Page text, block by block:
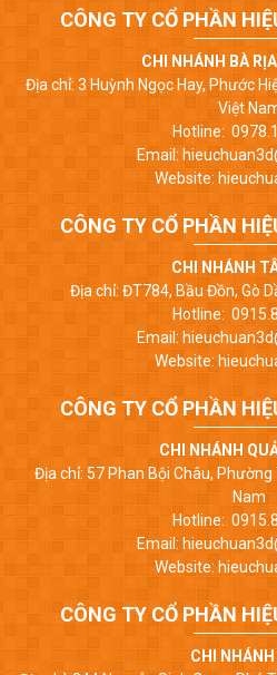
CÔNG TY CỔ PHẦN
CHI NHÁNH BÀ
Địa chỉ: 3 Huỳnh Ngọc Hay, Phước
Việt
Hotline:
Email:
Website:
CÔNG TY CỔ PHẦN
CHI NHÁNH
Địa chỉ: ĐT784, Bầu Đồn, Gò
Hotline:
Email:
Website:
CÔNG TY CỔ PHẦN
CHI NHÁNH
Địa chỉ: 57 Phan Bội Châu,
Nam
Hotline:
Email:
Website:
CÔNG TY CỔ PHẦN
CHI NHÁNH